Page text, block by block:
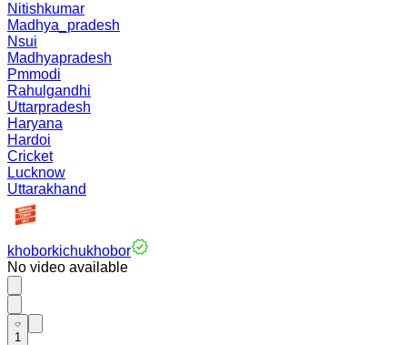
Nitishkumar
Madhya_pradesh
Nsui
Madhyapradesh
Pmmodi
Rahulgandhi
Uttarpradesh
Haryana
Hardoi
Cricket
Lucknow
Uttarakhand
khoborkichukhobor
No video available
1